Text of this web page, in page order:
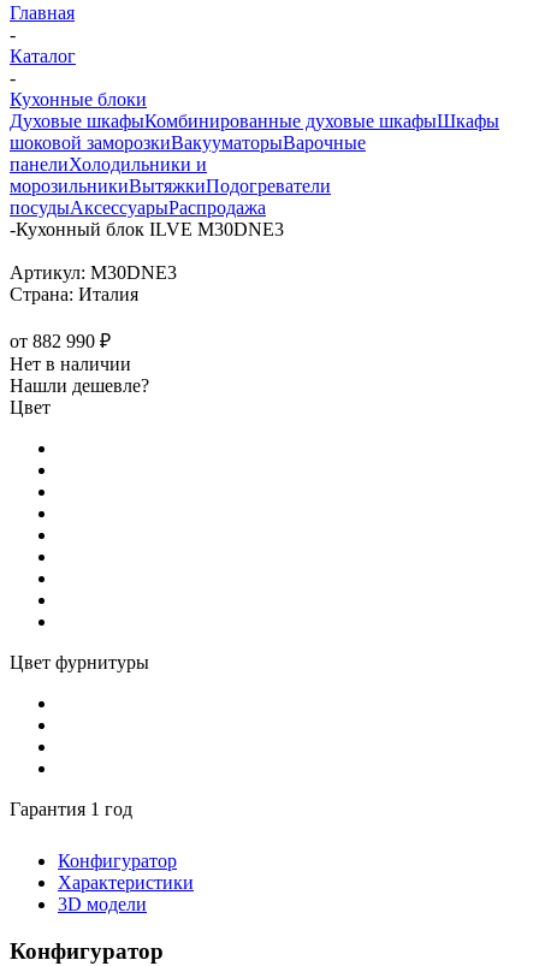
Главная
-
Каталог
-
Кухонные блоки
Духовые шкафыКомбинированные духовые шкафыШкафы
шоковой заморозкиВакууматорыВарочные
панелиХолодильники и
морозильникиВытяжкиПодогреватели
посудыАксессуарыРаспродажа
-Кухонный блок ILVE M30DNE3
Артикул: M30DNE3
Страна: Италия
от 882 990 ₽
Нет в наличии
Нашли дешевле?
Цвет
Цвет фурнитуры
Гарантия 1 год
Конфигуратор
Характеристики
3D модели
Конфигуратор